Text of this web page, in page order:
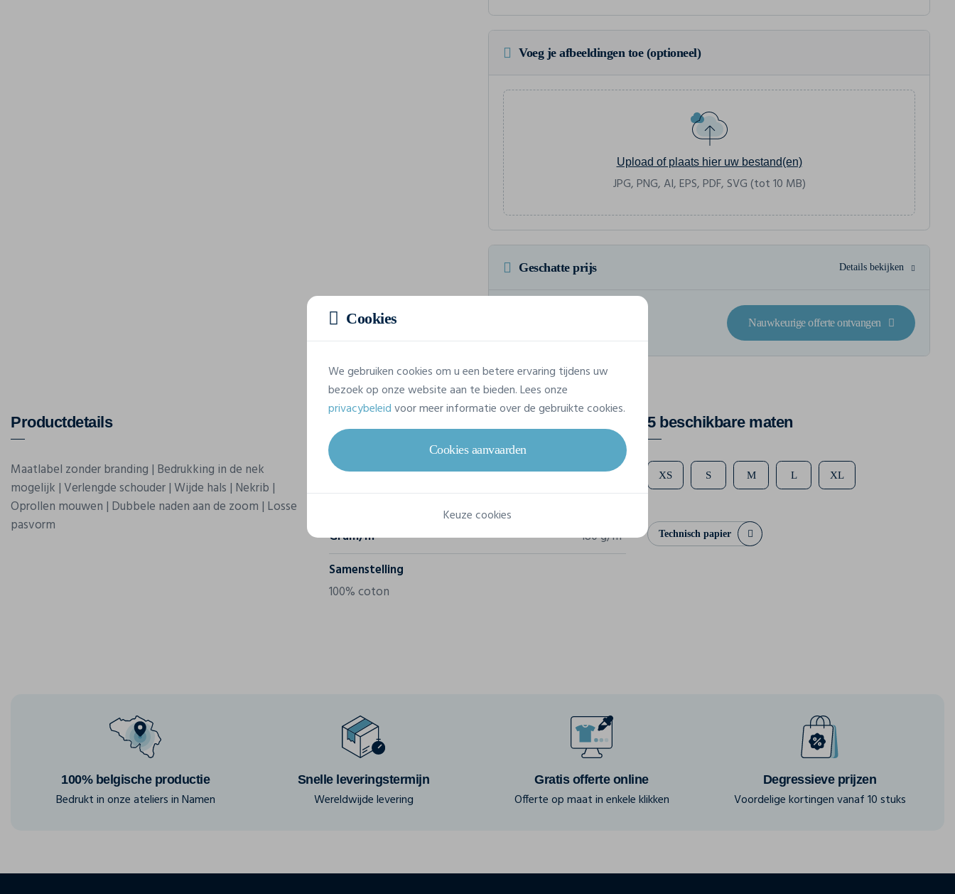
Voeg je afbeeldingen toe (optioneel)
Upload of plaats hier uw bestand(en)
JPG, PNG, AI, EPS, PDF, SVG (tot 10 MB)
Geschatte prijs Details bekijken
Nauwkeurige offerte ontvangen
Productdetails
Maatlabel zonder branding | Bedrukking in de nek
mogelijk | Verlengde schouder | Wijde hals | Nekrib |
Oprollen mouwen | Dubbele naden aan de zoom | Losse
pasvorm
Merk
Build Your Brand
Gram/m²
180 g/m²
Samenstelling
100% coton
5 beschikbare maten
XS S M L XL
Technisch papier
100% belgische productie
Bedrukt in onze ateliers in Namen
Snelle leveringstermijn
Wereldwijde levering
Gratis offerte online
Offerte op maat in enkele klikken
Degressieve prijzen
Voordelige kortingen vanaf 10 stuks
Cookies
We gebruiken cookies om u een betere ervaring tijdens uw
bezoek op onze website aan te bieden. Lees onze
privacybeleidvoor meer informatie over de gebruikte cookies.
Cookies aanvaarden
Keuze cookies